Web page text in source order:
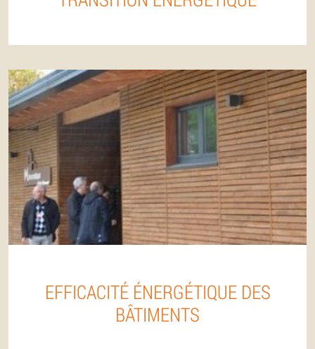
EFFICACITÉ ÉNERGÉTIQUE DES
BÂTIMENTS